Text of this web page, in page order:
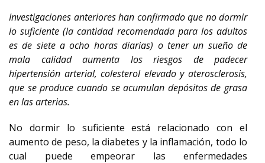
Investigaciones anteriores han confirmado que no dormir
lo suficiente (la cantidad recomendada para los adultos
es de siete a ocho horas diarias) o tener un sueño de
mala calidad aumenta los riesgos de padecer
hipertensión arterial, colesterol elevado y aterosclerosis,
que se produce cuando se acumulan depósitos de grasa
en las arterias.
No dormir lo suficiente está relacionado con el
aumento de peso, la diabetes y la inflamación, todo lo
cual puede empeorar las enfermedades